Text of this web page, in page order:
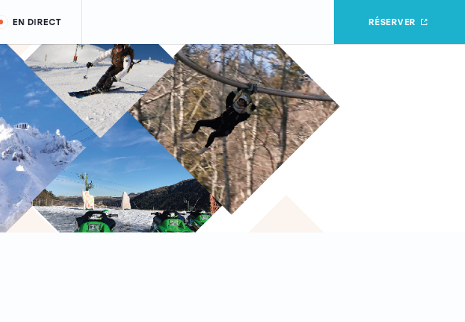
EN DIRECT RÉSERVER